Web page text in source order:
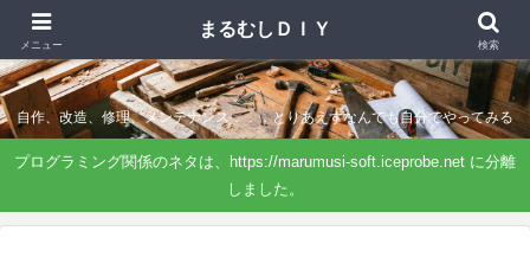
まるむしＤＩＹ
自作、改造、修理、メンテナンス．．．とりあえずなんでも自分でやってみる
プログラミング関係のネタは、https://marumusi-soft.iceprobe.net に分離
しました。
メニュー
まるむしＤＩＹ
検索